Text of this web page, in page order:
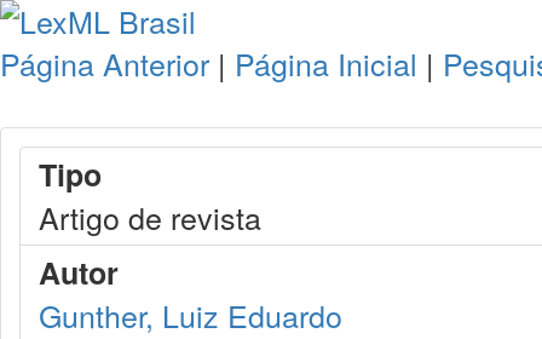
Página Anterior | Página Inicial |
Tipo
Artigo de revista
Autor
Gunther, Luiz Eduardo